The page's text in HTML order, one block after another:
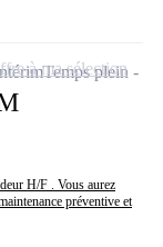
H/F . Vous aurez
préventive et
Temps plein
à ma sélection